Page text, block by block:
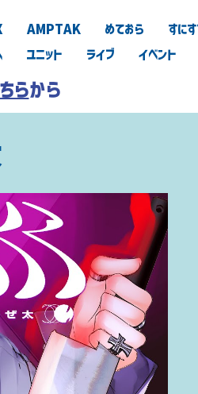
AMPTAK めておら すに
ユニット ライブ イベント
らから